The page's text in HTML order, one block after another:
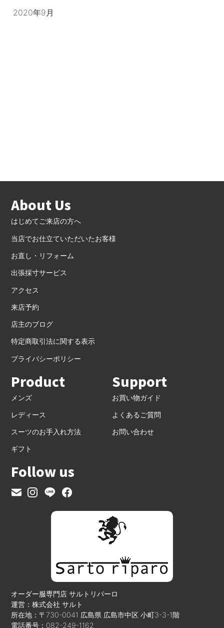
2020年9月
About Us
はじめてご来店の方へ
当店でお仕立ていただいたお客様
お直し・リフォーム
出張採寸サービス
アクセス
来店予約
店主のブログ
特定商取引法に関する表示
プライバシーポリシー
Product
メンズ
レディース
スーツのお手入れ方法
ギフト
Support
お買い物ガイド
よくあるご質問
お問い合わせ
Follow us
オーダー服専門店 サルトリパーロ
運営：株式会社 サルト
所在地：〒730-0041 広島県 広島市中区 小町3-3-1階
電話番号：082-249-1162